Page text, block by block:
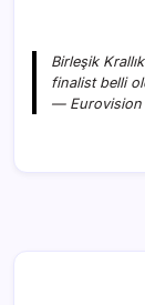
Birleşik
finalist belli
— Eurovision